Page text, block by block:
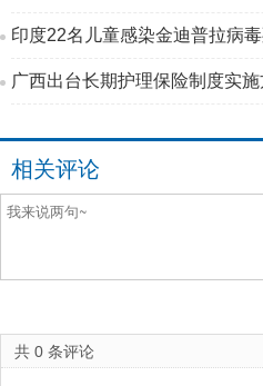
印度22名儿童感染金迪普拉病
广西出台长期护理保险制度实施
相关评论
共 0 条评论